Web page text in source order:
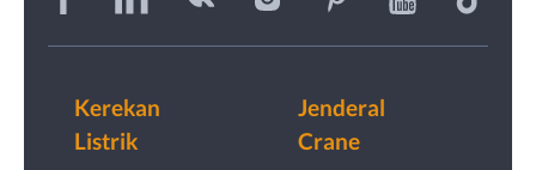
Kerekan
Listrik
Jenderal
Crane